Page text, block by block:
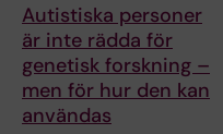
Autistiska personer
är inte rädda för
genetisk forskning –
men för hur den kan
användas